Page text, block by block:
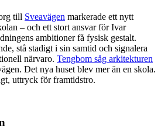
till Sveavägen markerade ett nytt
– och ett stort ansvar för Ivar
ambitioner få fysisk gestalt.
stå stadigt i sin samtid och signalera
närvaro. Tengbom såg arkitekturen
Det nya huset blev mer än en skola.
uttryck för framtidstro.